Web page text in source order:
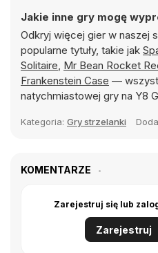
Jakie inne gry mogę
Odkryj więcej gier w naszej
popularne tytuły, takie jak
Solitaire, Mr Bean Rocket
Frankenstein Case —
natychmiastowej gry na Y8
Kategoria: Gry strzelanki
KOMENTARZE
Zarejestruj się lub
Zarejestruj